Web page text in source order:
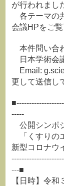
が行われまし
各テーマの
会議HPをご覧
本件問い合
日本学術会
Email:
更して送信し
-----
公開シンポ
「くすりの
新型コロナウ
---■
【日時】令